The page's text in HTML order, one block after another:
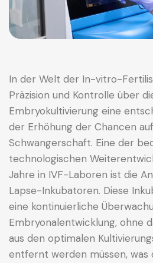
In der Welt der In-vitro-
Präzision und Kontrolle über
Embryokultivierung eine
der Erhöhung der Chancen
Schwangerschaft. Eine der
technologischen
Jahre in IVF-Laboren ist die
Lapse-Inkubatoren. Diese
eine kontinuierliche
Embryonalentwicklung, ohne
aus den optimalen
entfernt werden müssen, was